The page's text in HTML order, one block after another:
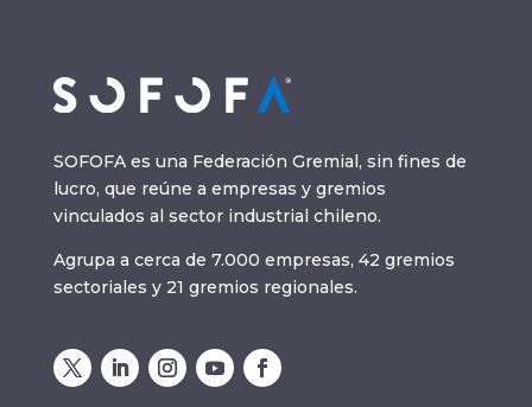
SOFOFA es una Federación Gremial, sin fines de
lucro, que reúne a empresas y gremios
vinculados al sector industrial chileno.
Agrupa a cerca de 7.000 empresas, 42 gremios
sectoriales y 21 gremios regionales.